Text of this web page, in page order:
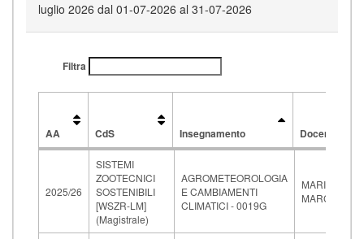
luglio 2026 dal 01-07-2026 al 31-07-2026
Filtra
AA CdS Insegnamento
Docente
2025/26
SISTEMI
ZOOTECNICI
SOSTENIBILI
[WSZR-LM]
(Magistrale)
AGROMETEOROLOGIA
E CAMBIAMENTI
CLIMATICI - 0019G
MARIOTTI
MARCO